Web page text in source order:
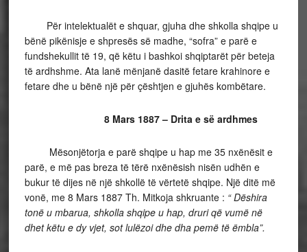
Për intelektualët e shquar, gjuha dhe shkolla shqipe u
bënë pikënisje e shpresës së madhe, “sofra” e parë e
fundshekullit të 19, që këtu i bashkoi shqiptarët për beteja
të ardhshme. Ata lanë mënjanë dasitë fetare krahinore e
fetare dhe u bënë një për çështjen e gjuhës kombëtare.
8 Mars 1887 – Drita e së ardhmes
Mësonjëtorja e parë shqipe u hap me 35 nxënësit e
parë, e më pas breza të tërë nxënësish nisën udhën e
bukur të dijes në një shkollë të vërtetë shqipe. Një ditë më
vonë, me 8 Mars 1887 Th. Mitkoja shkruante : “ Dëshira
tonë u mbarua, shkolla shqipe u hap, druri që vumë në
dhet këtu e dy vjet, sot lulëzoi dhe dha pemë të ëmbla”.